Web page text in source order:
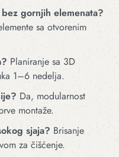
gornjih elemenata?
sa otvorenim
Planiranje sa 3D
1–6 nedelja.
Da, modularnost
montaže.
sjaja? Brisanje
za čišćenje.